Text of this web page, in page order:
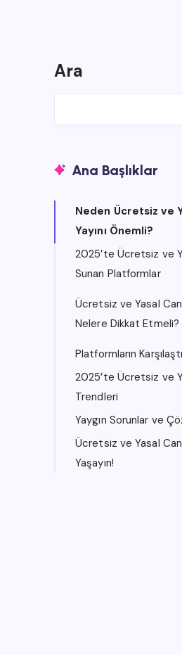
Ara
Ana Başlıklar
Neden Ücretsiz ve
Yayını Önemli?
2025’te Ücretsiz ve
Sunan Platformlar
Ücretsiz ve Yasal
Nelere Dikkat Etmeli?
Platformların
2025’te Ücretsiz ve
Trendleri
Yaygın Sorunlar ve
Ücretsiz ve Yasal
Yaşayın!